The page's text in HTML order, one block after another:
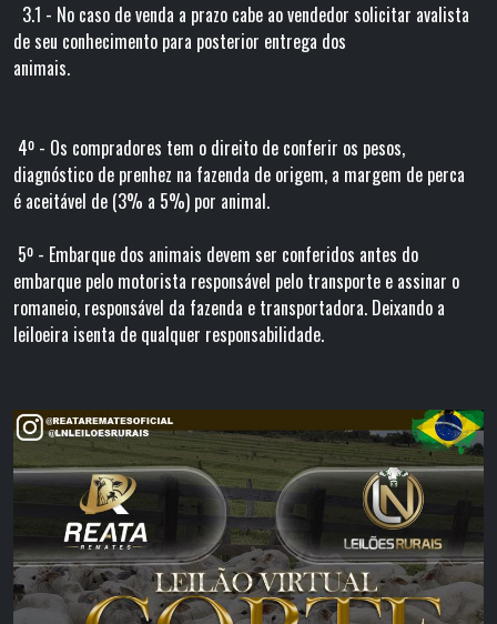
3.1 - No caso de venda a prazo cabe ao vendedor solicitar avalista
de seu conhecimento para posterior entrega dos
animais.
4º - Os compradores tem o direito de conferir os pesos,
diagnóstico de prenhez na fazenda de origem, a margem de perca
é aceitável de (3% a 5%) por animal.
5º - Embarque dos animais devem ser conferidos antes do
embarque pelo motorista responsável pelo transporte e assinar o
romaneio, responsável da fazenda e transportadora. Deixando a
leiloeira isenta de qualquer responsabilidade.